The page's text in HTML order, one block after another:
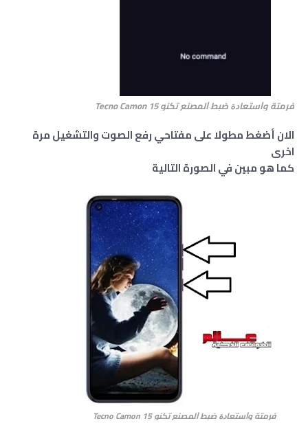
فرمتة وﺍﺳﺘﻌﺎﺩﺓ ﺿﺒﻂ ﺍﻟﻤﺼﻨﻊ تكنو Tecno Camon 15
الان أضغطمطولا على مفتاحي رفع الصوت والتشغيل مرة
اخرى
كما هو مبين في الصورة التالية
فرمتة وﺍﺳﺘﻌﺎﺩﺓ ﺿﺒﻂ ﺍﻟﻤﺼﻨﻊ تكنو Tecno Camon 15